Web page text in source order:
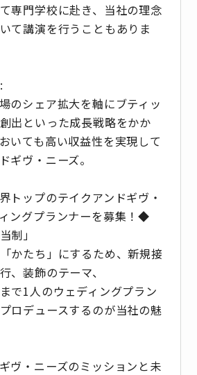
専門学校に赴き、当社の理念
て講演を行うこともありま
のシェア拡大を軸にブティッ
出といった成長戦略をかか
いても高い収益性を実現して
ギヴ・ニーズ。
トップのテイクアンドギヴ・
ングプランナーを募集！◆
制」
かたち」にするため、新規接
、装飾のテーマ、
で1人のウェディングプラン
ロデュースするのが当社の魅
ヴ・ニーズのミッションと未